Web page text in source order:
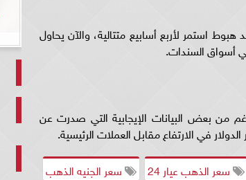
أسعار الذهب الارتفاع بنسبة 0.8% وذلك بعد هبوط استمر لأربع أسابيع متتالية، والآن يحاول
من بعض البيانات الإيجابية التي صدرت عن
في الارتفاع مقابل العملات الرئيسية.
سعر الذهب عيار 24
سعر الجنيه الذهب